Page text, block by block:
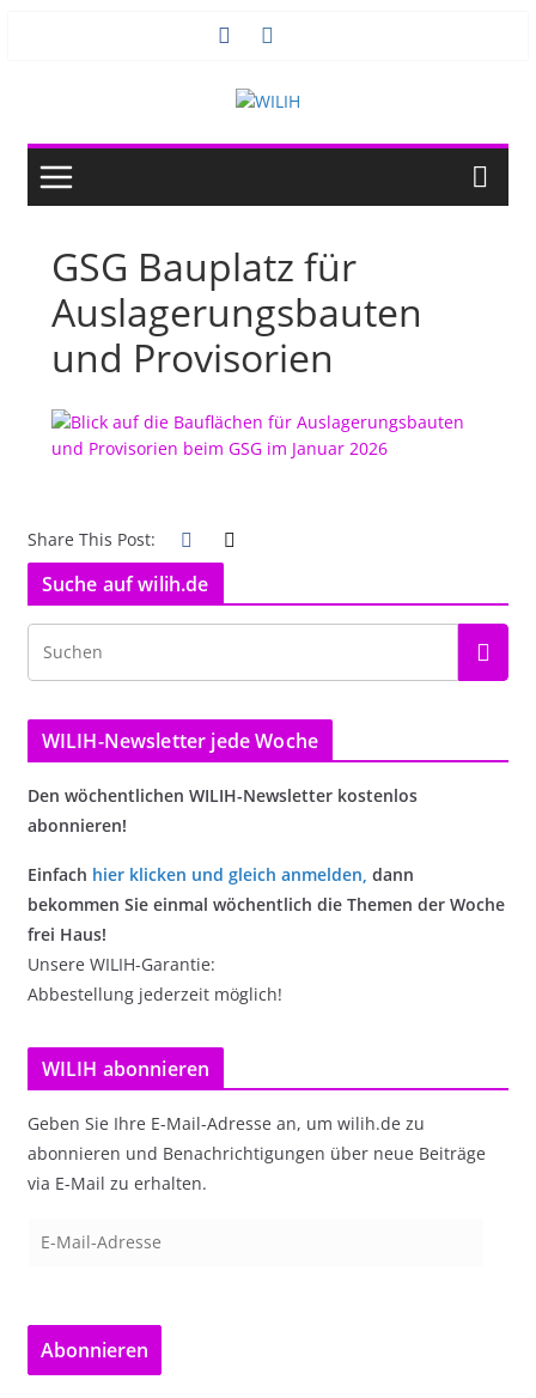
GSG Bauplatz für
Auslagerungsbauten
und Provisorien
Share This Post:
Suche auf wilih.de
WILIH-Newsletter jede Woche
Den wöchentlichen WILIH-Newsletter kostenlos
abonnieren!
Einfach hier klicken und gleich anmelden, dann
bekommen Sie einmal wöchentlich die Themen der Woche
frei Haus!
Unsere WILIH-Garantie:
Abbestellung jederzeit möglich!
WILIH abonnieren
Geben Sie Ihre E-Mail-Adresse an, um wilih.de zu
abonnieren und Benachrichtigungen über neue Beiträge
via E-Mail zu erhalten.
a
l
Abonnieren